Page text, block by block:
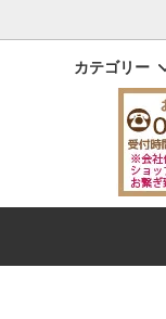
カテゴリー